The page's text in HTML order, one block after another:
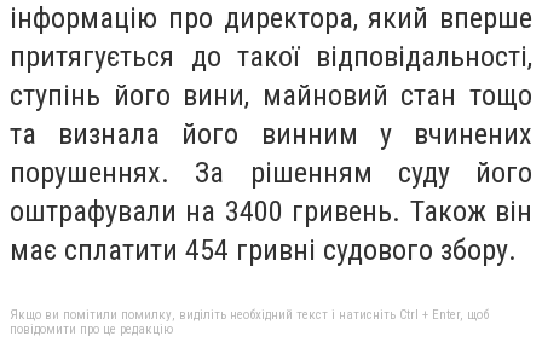
інформацію про директора, який вперше
притягується до такої відповідальності,
ступінь його вини, майновий стан тощо
та визнала його винним у вчинених
порушеннях. За рішенням суду його
оштрафували на 3400 гривень. Також він
має сплатити 454 гривні судового збору.
Якщо ви помітили помилку, виділіть необхідний текст і натисніть Ctrl + Enter, щоб
повідомити про це редакцію